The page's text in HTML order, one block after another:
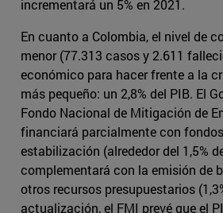
incrementará un 5% en 2021.
En cuanto a Colombia, el nivel de
menor (77.313 casos y 2.611
económico para hacer frente a la
más pequeño: un 2,8% del PIB. El
Fondo Nacional de Mitigación de
financiará parcialmente con
estabilización (alrededor del 1,5%
complementará con la emisión de
otros recursos presupuestarios
actualización, el FMI prevé que el